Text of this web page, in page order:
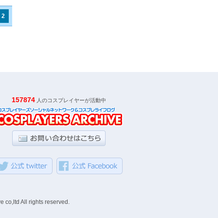
2
157874 人のコスプレイヤーが活動中
co,ltd All rights reserved.